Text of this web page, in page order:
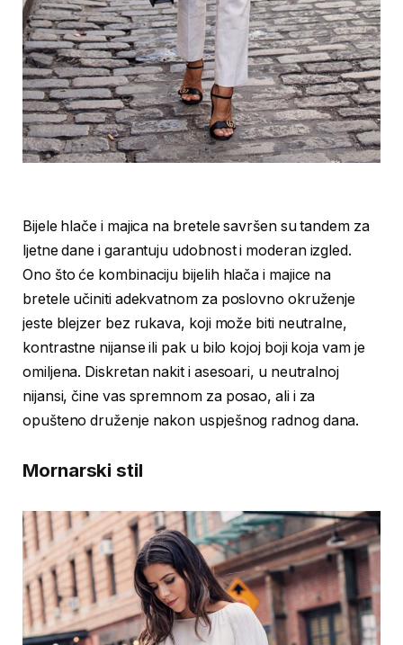
Bijele hlače i majica na bretele savršen su tandem za
ljetne dane i garantuju udobnost i moderan izgled.
Ono što će kombinaciju bijelih hlača i majice na
bretele učiniti adekvatnom za poslovno okruženje
jeste blejzer bez rukava, koji može biti neutralne,
kontrastne nijanse ili pak u bilo kojoj boji koja vam je
omiljena. Diskretan nakit i asesoari, u neutralnoj
nijansi, čine vas spremnom za posao, ali i za
opušteno druženje nakon uspješnog radnog dana.
Mornarski stil